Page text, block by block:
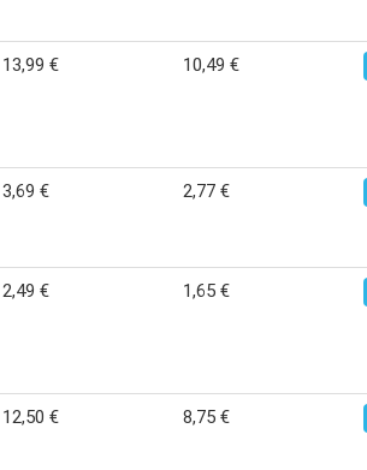
13,99 € 10,49 €
3,69 € 2,77 €
2,49 € 1,65 €
12,50 € 8,75 €